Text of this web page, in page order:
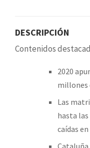
DESCRIPCIÓN
Contenidos
2020
millones
Las
hasta las
caídas
Cataluña